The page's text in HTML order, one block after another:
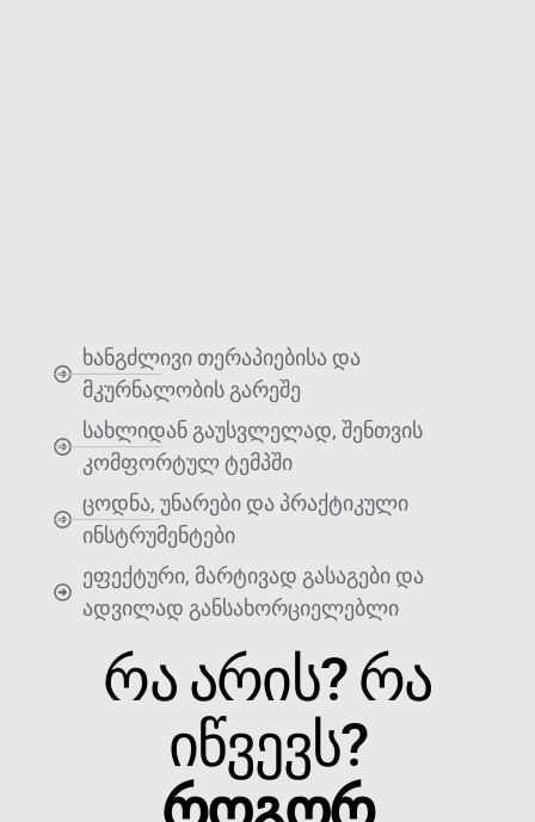
ხანგძლივი თერაპიებისა და
მკურნალობის გარეშე
სახლიდან გაუსვლელად, შენთვის
კომფორტულ ტემპში
ცოდნა, უნარები და პრაქტიკული
ინსტრუმენტები
ეფექტური, მარტივად გასაგები და
ადვილად განსახორციელებლი
ᲠᲐ ᲐᲠᲘᲡ? ᲠᲐ
ᲘᲬᲕᲔᲕᲡ?